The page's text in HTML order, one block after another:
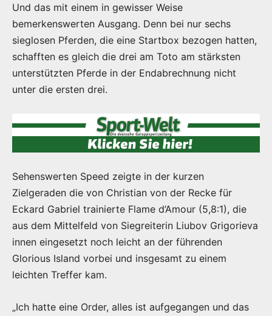
Und das mit einem in gewisser Weise
bemerkenswerten Ausgang. Denn bei nur sechs
sieglosen Pferden, die eine Startbox bezogen hatten,
schafften es gleich die drei am Toto am stärksten
unterstützten Pferde in der Endabrechnung nicht
unter die ersten drei.
Sehenswerten Speed zeigte in der kurzen
Zielgeraden die von Christian von der Recke für
Eckard Gabriel trainierte Flame d’Amour (5,8:1), die
aus dem Mittelfeld von Siegreiterin Liubov Grigorieva
innen eingesetzt noch leicht an der führenden
Glorious Island vorbei und insgesamt zu einem
leichten Treffer kam.
„Ich hatte eine Order, alles ist aufgegangen und das